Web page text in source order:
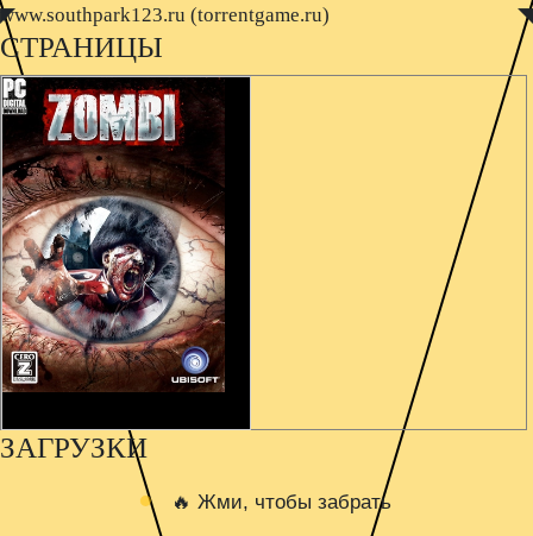
www.southpark123.ru (torrentgame.ru)
◤ ◥
СТРАНИЦЫ
ЗАГРУЗКИ
🔥 Жми, чтобы забрать